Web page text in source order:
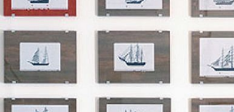
ערוצים נוספים
המגזין